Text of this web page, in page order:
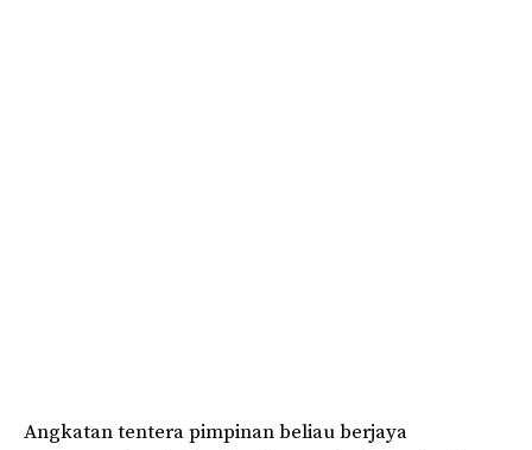
Angkatan tentera pimpinan beliau berjaya